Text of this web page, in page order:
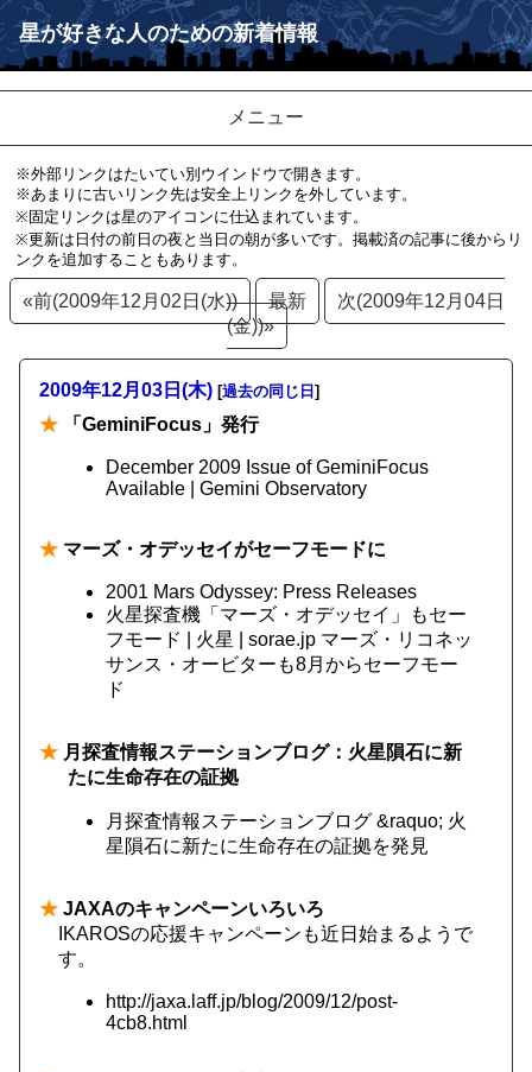
星が好きな人のための新着情報
メニュー
※外部リンクはたいてい別ウインドウで開きます。
※あまりに古いリンク先は安全上リンクを外しています。
※固定リンクは星のアイコンに仕込まれています。
※更新は日付の前日の夜と当日の朝が多いです。掲載済の記事に後からリ
ンクを追加することもあります。
«前(2009年12月02日(水)) 最新
次(2009年12月04日
(金))»
2009年12月03日(木) [過去の同じ日 ]
★ 「GeminiFocus」発行
December 2009 Issue of GeminiFocus
Available | Gemini Observatory
★ マーズ・オデッセイがセーフモードに
2001 Mars Odyssey: Press Releases
火星探査機「マーズ・オデッセイ」もセー
フモード | 火星 | sorae.jp マーズ・リコネッ
サンス・オービターも8月からセーフモー
ド
★ 月探査情報ステーションブログ：火星隕石に新
たに生命存在の証拠
月探査情報ステーションブログ &raquo; 火
星隕石に新たに生命存在の証拠を発見
★ JAXAのキャンペーンいろいろ
IKAROSの応援キャンペーンも近日始まるようで
す。
http://jaxa.laff.jp/blog/2009/12/post-
4cb8.html